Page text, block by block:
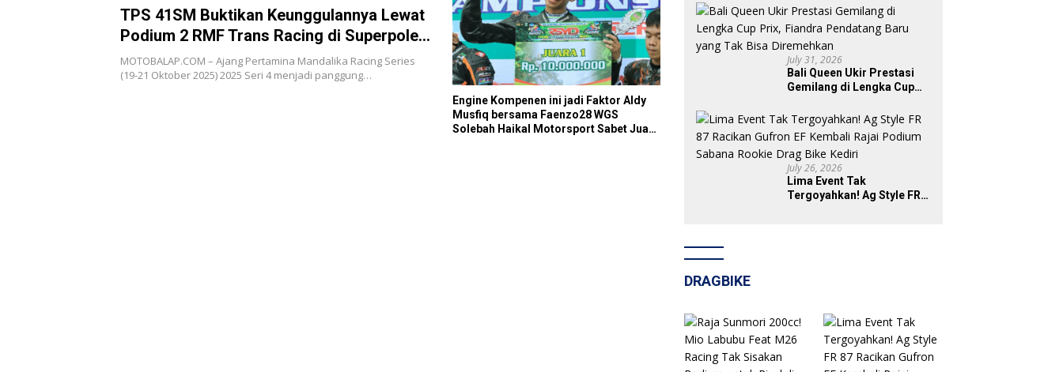
September 23, 2025
TPS 41SM Buktikan Keunggulannya Lewat
Podium 2 RMF Trans Racing di Superpole
Race MRS Seri 4 2025
MOTOBALAP.COM – Ajang Pertamina Mandalika Racing Series
(19-21 Oktober 2025) 2025 Seri 4 menjadi panggung…
Engine Kompenen ini jadi Faktor Aldy
Musfiq bersama Faenzo28 WGS
Solebah Haikal Motorsport Sabet Juara
Rival di SDW Yellow Event
2026 DragBike
July 31, 2026
Bali Queen Ukir Prestasi
Gemilang di Lengka Cup
Baru yang Tak Bisa
Diremehkan
July 26, 2026
Lima Event Tak
Tergoyahkan! Ag Style FR
DRAGBIKE